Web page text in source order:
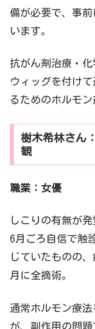
備が必要で、事
います。
抗がん剤治療・
ウィッグを付け
るためのホルモン
樹木希林さん
観
職業：女優
しこりの有無が発
6月ごろ自信で触
じていたものの
月に全摘術。
通常ホルモン療
が、副作用の問題